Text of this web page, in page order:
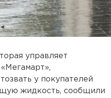
управляет
у покупателей
жидкость, сообщили